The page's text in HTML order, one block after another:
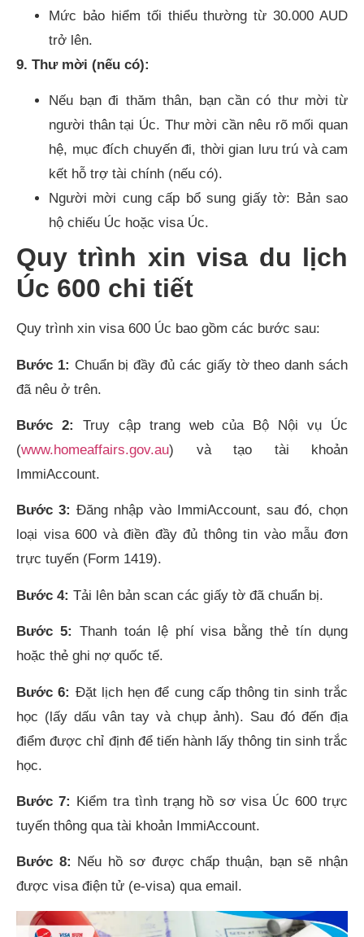
Mức bảo hiểm tối thiểu thường từ 30.000 AUD
trở lên.
9. Thư mời (nếu có):
Nếu bạn đi thăm thân, bạn cần có thư mời từ
người thân tại Úc. Thư mời cần nêu rõ mối quan
hệ, mục đích chuyến đi, thời gian lưu trú và cam
kết hỗ trợ tài chính (nếu có).
Người mời cung cấp bổ sung giấy tờ: Bản sao
hộ chiếu Úc hoặc visa Úc.
Quy trình xin visa du lịch
Úc 600 chi tiết
Quy trình xin visa 600 Úc bao gồm các bước sau:
Bước 1: Chuẩn bị đầy đủ các giấy tờ theo danh sách
đã nêu ở trên.
Bước 2: Truy cập trang web của Bộ Nội vụ Úc
(www.homeaffairs.gov.au) và tạo tài khoản
ImmiAccount.
Bước 3:Đăng nhập vào ImmiAccount, sau đó, chọn
loại visa 600 và điền đầy đủ thông tin vào mẫu đơn
trực tuyến (Form 1419).
Bước 4: Tải lên bản scan các giấy tờ đã chuẩn bị.
Bước 5: Thanh toán lệ phí visa bằng thẻ tín dụng
hoặc thẻ ghi nợ quốc tế.
Bước 6: Đặt lịch hẹn để cung cấp thông tin sinh trắc
học (lấy dấu vân tay và chụp ảnh). Sau đó đến địa
điểm được chỉ định để tiến hành lấy thông tin sinh trắc
học.
Bước 7: Kiểm tra tình trạng hồ sơ visa Úc 600 trực
tuyến thông qua tài khoản ImmiAccount.
Bước 8: Nếu hồ sơ được chấp thuận, bạn sẽ nhận
được visa điện tử (e-visa) qua email.